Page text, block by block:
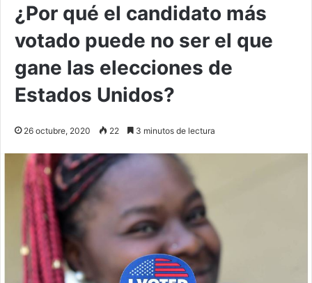
¿Por qué el candidato más
votado puede no ser el que
gane las elecciones de
Estados Unidos?
26 octubre, 2020 22 3 minutos de lectura